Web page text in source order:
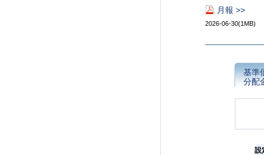
月報 >>
2026-06-30(1MB)
基準
分配
設